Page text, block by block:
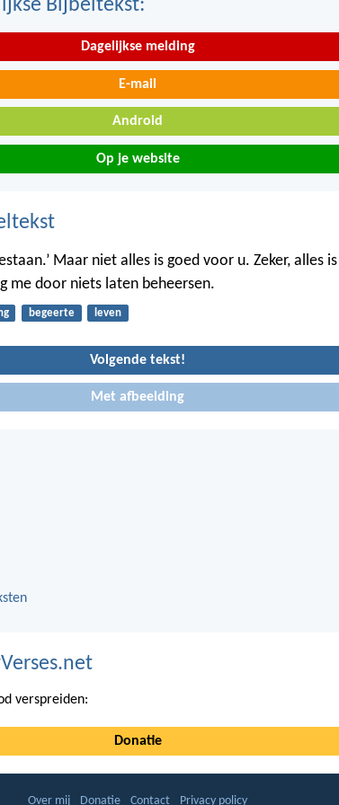
Bijbeltekst:
Dagelijkse melding
E-mail
Android
Op je website
Maar niet alles is goed voor u. Zeker, alles
me door niets laten beheersen.
begeerte leven
Volgende tekst!
Met afbeelding
verspreiden:
Donatie
Over mij Donatie Contact Privacy policy